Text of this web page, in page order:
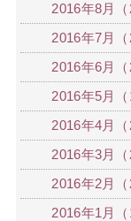
2016年8月（
2016年7月（
2016年6月（
2016年5月（
2016年4月（
2016年3月（
2016年2月（
2016年1月（